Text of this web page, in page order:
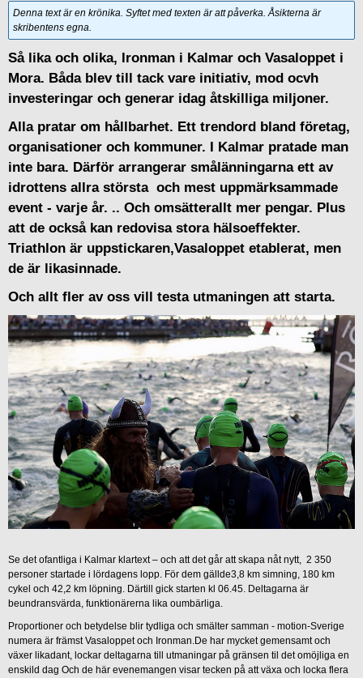
Denna text är en krönika. Syftet med texten är att påverka. Åsikterna är
skribentens egna.
Så lika och olika, Ironman i Kalmar och Vasaloppet i
Mora. Båda blev till tack vare initiativ, mod ocvh
investeringar och generar idag åtskilliga miljoner.
Alla pratar om hållbarhet. Ett trendord bland företag,
organisationer och kommuner. I Kalmar pratade man
inte bara. Därför arrangerar smålänningarna ett av
idrottens allra största och mest uppmärksammade
event - varje år. .. Och omsätterallt mer pengar. Plus
att de också kan redovisa stora hälsoeffekter.
Triathlon är uppstickaren,Vasaloppet etablerat, men
de är likasinnade.
Och allt fler av oss vill testa utmaningen att starta.
Se det ofantliga i Kalmar klartext – och att det går att skapa nåt nytt, 2 350
personer startade i lördagens lopp. För dem gällde3,8 km simning, 180 km
cykel och 42,2 km löpning. Därtill gick starten kl 06.45. Deltagarna är
beundransvärda, funktionärerna lika oumbärliga.
Proportioner och betydelse blir tydliga och smälter samman - motion-Sverige
numera är främst Vasaloppet och Ironman.De har mycket gemensamt och
växer likadant, lockar deltagarna till utmaningar på gränsen til det omöjliga en
enskild dag Och de här evenemangen visar tecken på att växa och locka flera